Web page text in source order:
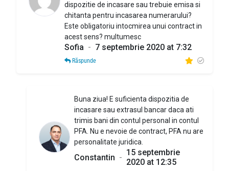
dispozitie de incasare sau trebuie emisa si
chitanta pentru incasarea numerarului?
Este obligatoriu intocmirea unui contract in
acest sens? multumesc
Sofia - 7 septembrie 2020 at 7:32
Răspunde
Buna ziua! E suficienta dispozitia de
incasare sau extrasul bancar daca ati
trimis bani din contul personal in contul
PFA. Nu e nevoie de contract, PFA nu are
personalitate juridica.
Constantin - 15 septembrie
2020 at 12:35